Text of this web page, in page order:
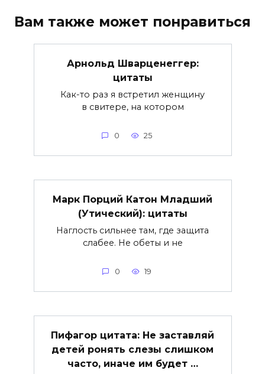
Вам также может понравиться
Арнольд Шварценеггер:
цитаты
Как-то раз я встретил женщину
в свитере, на котором
0 25
Марк Порций Катон Младший
(Утический): цитаты
Наглость сильнее там, где защита
слабее. Не обеты и не
0 19
Пифагор цитата: Не заставляй
детей ронять слезы слишком
часто, иначе им будет …